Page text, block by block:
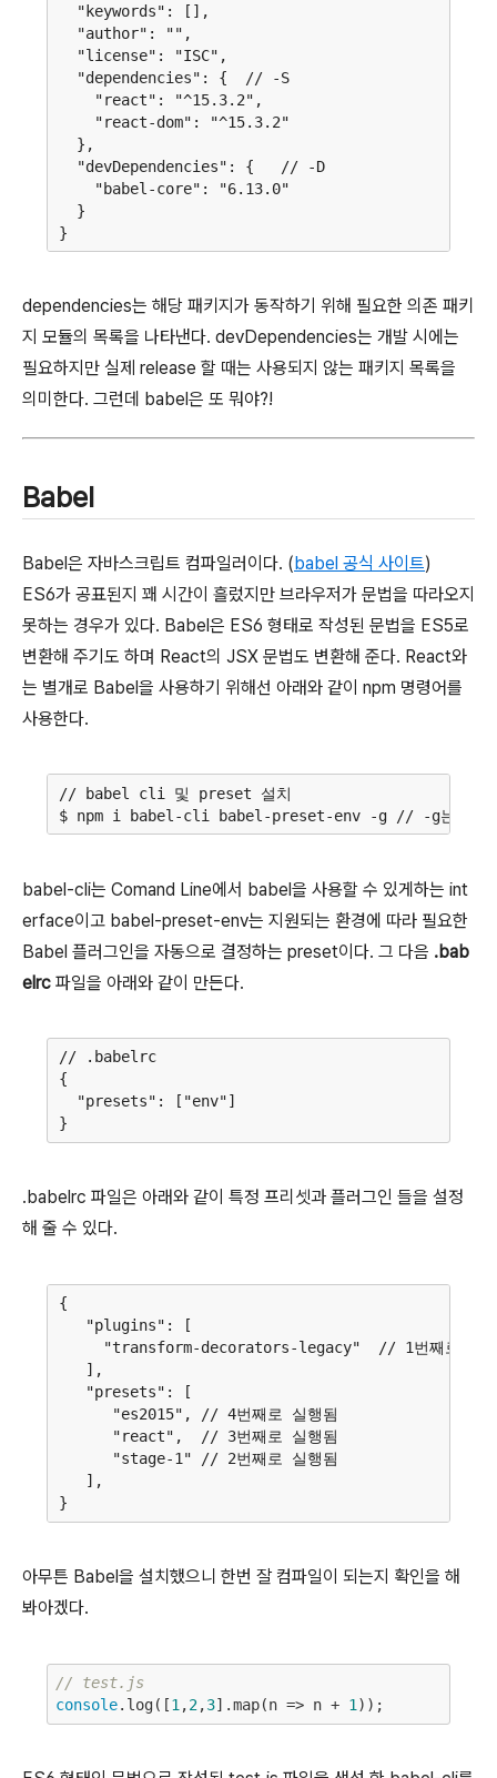
  "keywords": [],
  "author": "",
  "license": "ISC",
  "dependencies": {  // -S
    "react": "^15.3.2",
    "react-dom": "^15.3.2"
  },
  "devDependencies": {   // -D
    "babel-core": "6.13.0"
  }
dependencies는 해당 패키지가 동작하기 위해 필요한 의존 패키
지 모듈의 목록을 나타낸다. devDependencies는 개발 시에는
필요하지만 실제 release 할 때는 사용되지 않는 패키지 목록을
의미한다. 그런데 babel은 또 뭐야?!
Babel
Babel은 자바스크립트 컴파일러이다. (babel 공식 사이트)
ES6가 공표된지 꽤 시간이 흘렀지만 브라우저가 문법을 따라오지
못하는 경우가 있다. Babel은 ES6 형태로 작성된 문법을 ES5로
변환해 주기도 하며 React의 JSX 문법도 변환해 준다. React와
는 별개로 Babel을 사용하기 위해선 아래와 같이 npm 명령어를
사용한다.
// babel cli 및 preset 설치
babel-cli는 Comand Line에서 babel을 사용할 수 있게하는 int
erface이고 babel-preset-env는 지원되는 환경에 따라 필요한
Babel 플러그인을 자동으로 결정하는 preset이다. 그 다음 .bab
elrc 파일을 아래와 같이 만든다.
// .babelrc
{
  "presets": ["env"]
.babelrc 파일은 아래와 같이 특정 프리셋과 플러그인 들을 설정
해 줄 수 있다.
{
   "plugins": [
"transform-decorators-legacy"  // 1번째로 실
   ],
   "presets": [
      "es2015", // 4번째로 실행됨
      "react",  // 3번째로 실행됨
      "stage-1" // 2번째로 실행됨
   ],
아무튼 Babel을 설치했으니 한번 잘 컴파일이 되는지 확인을 해
봐아겠다.
// test.js
console.log([1,2,3].map(n => n + 1